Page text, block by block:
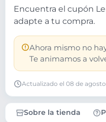
Encuentra el cupón
adapte a tu compra.
Ahora mismo no
Te animamos a
Actualizado el 08 de
Sobre la tienda